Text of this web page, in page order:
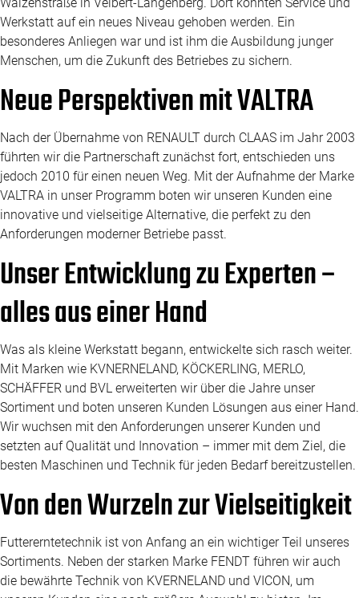
Werkstatt auf ein neues Niveau gehoben werden. Ein
besonderes Anliegen war und ist ihm die Ausbildung junger
Menschen, um die Zukunft des Betriebes zu sichern.
Neue Perspektiven mit VALTRA
Nach der Übernahme von RENAULT durch CLAAS im Jahr 2003
führten wir die Partnerschaft zunächst fort, entschieden uns
jedoch 2010 für einen neuen Weg. Mit der Aufnahme der Marke
VALTRA in unser Programm boten wir unseren Kunden eine
innovative und vielseitige Alternative, die perfekt zu den
Anforderungen moderner Betriebe passt.
Unser Entwicklung zu Experten –
alles aus einer Hand
Was als kleine Werkstatt begann, entwickelte sich rasch weiter.
Mit Marken wie KVNERNELAND, KÖCKERLING, MERLO,
SCHÄFFER und BVL erweiterten wir über die Jahre unser
Sortiment und boten unseren Kunden Lösungen aus einer Hand.
Wir wuchsen mit den Anforderungen unserer Kunden und
setzten auf Qualität und Innovation – immer mit dem Ziel, die
besten Maschinen und Technik für jeden Bedarf bereitzustellen.
Von den Wurzeln zur Vielseitigkeit
Futtererntetechnik ist von Anfang an ein wichtiger Teil unseres
Sortiments. Neben der starken Marke FENDT führen wir auch
die bewährte Technik von KVERNELAND und VICON, um